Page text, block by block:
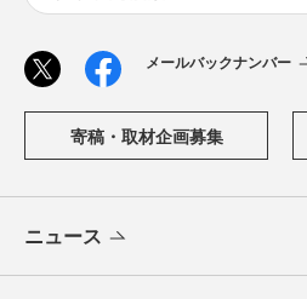
メールバックナンバー
寄稿・取材企画募集
ニュース